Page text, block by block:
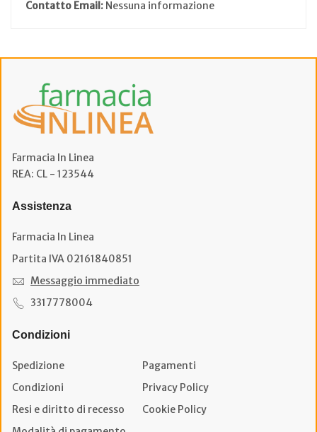
Contatto Email: Nessuna informazione
Farmacia In Linea
REA: CL - 123544
Assistenza
Farmacia In Linea
Partita IVA 02161840851
Messaggio immediato
3317778004
Condizioni
Spedizione
Pagamenti
Condizioni
Privacy Policy
Resi e diritto di recesso
Cookie Policy